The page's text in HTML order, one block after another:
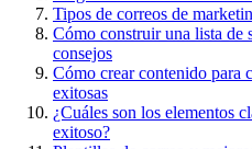
Tipos de correos de
Cómo construir una lista de
consejos
Cómo crear contenido para
exitosas
¿Cuáles son los elementos
exitoso?